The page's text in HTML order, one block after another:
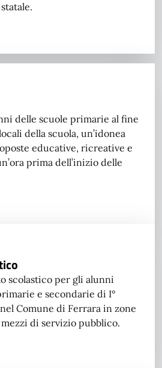
delle scuole primarie al fine
della scuola, un’idonea
educative, ricreative e
prima dell’inizio delle
scolastico per gli alunni
e secondarie di I°
Comune di Ferrara in zone
di servizio pubblico.